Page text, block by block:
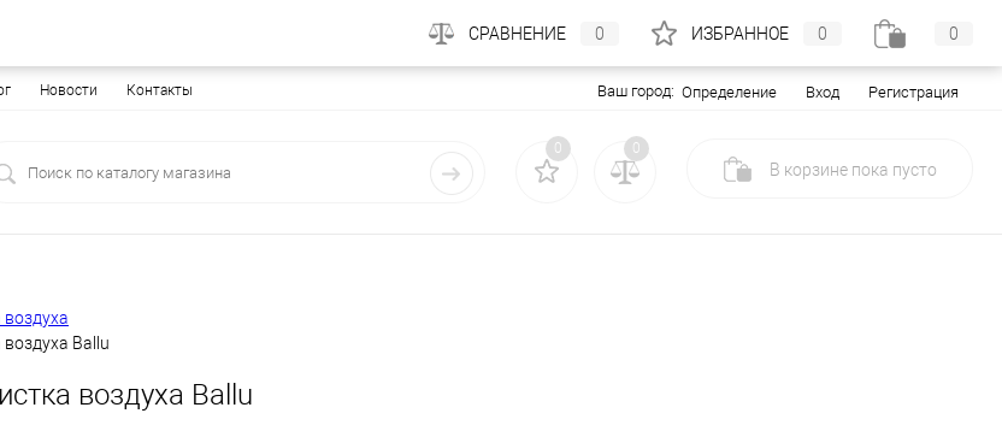
Новости Контакты Ваш город: Определение Вход Регистрация
0 0
В корзине пока пусто
воздуха
Ballu
воздуха Ballu
СРАВНЕНИЕ 0 ИЗБРАННОЕ 0 0